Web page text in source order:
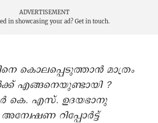
ADVERTISEMENT
in showcasing your ad? Get in touch.
കൊലപ്പെടുത്താന്‍ മാത്രം
എങ്ങനെയുണ്ടായി ?
കെ. എസ്. ഉദയഭാനു
റിപ്പോർട്ട്